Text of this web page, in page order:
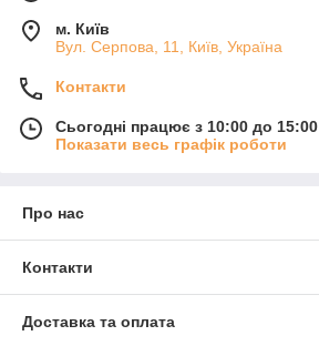
м. Київ
Вул. Серпова, 11, Київ, Україна
Контакти
Сьогодні працює з 10:00 до 15:00
Показати весь графік роботи
Про нас
Контакти
Доставка та оплата